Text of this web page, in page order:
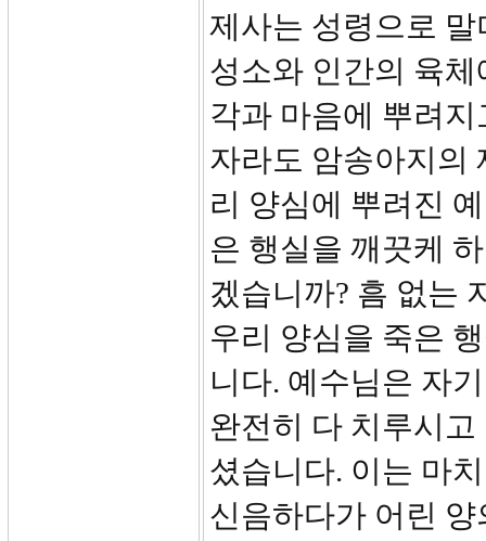
제사는 성령으로
성소와 인간의 육
각과 마음에 뿌려
자라도 암송아지의
리 양심에 뿌려진
은 행실을 깨끗케
겠습니까? 흠 없는
우리 양심을 죽은
니다. 예수님은 자
완전히 다 치루시
셨습니다. 이는 마
신음하다가 어린